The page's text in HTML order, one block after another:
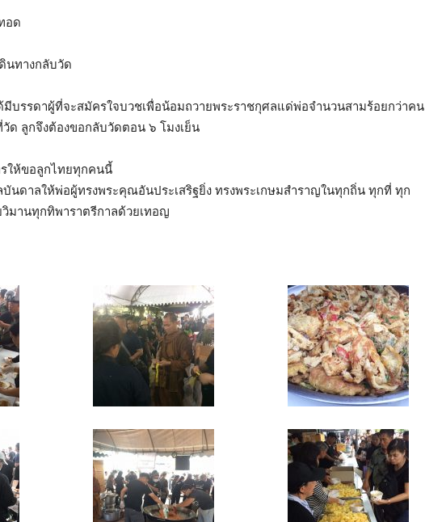
อด
นทางกลับวัด
มีบรรดาผู้ที่จะสมัครใจบวชเพื่อน้อมถวายพระราชกุศลแด่พ่อจำนวนสามร้อยกว่าคน
วัด ลูกจึงต้องขอกลับวัดตอน ๖ โมงเย็น
ให้ขอลูกไทยทุกคนนี้
นดาลให้พ่อผู้ทรงพระคุณอันประเสริฐยิ่ง ทรงพระเกษมสำราญในทุกถิ่น ทุกที่ ทุก
มานทุกทิพาราตรีกาลด้วยเทอญ